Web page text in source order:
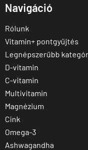
Navigáció
Rólunk
Vitamin+ pontgyűjtés
Legnépszerűbb
D-vitamin
C-vitamin
Multivitamin
Magnézium
Cink
Omega-3
Ashwagandha